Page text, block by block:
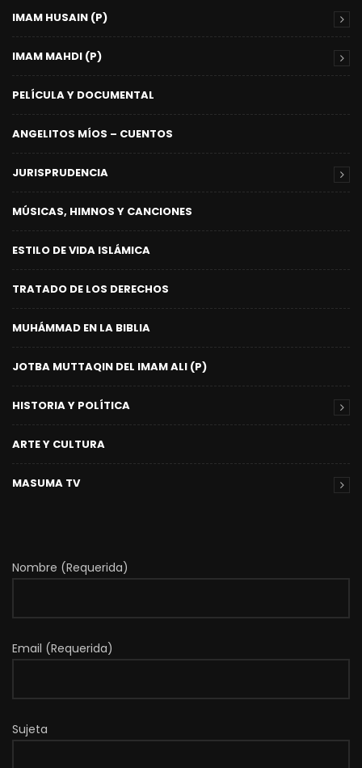
IMAM HUSAIN (P)
IMAM MAHDI (P)
PELÍCULA Y DOCUMENTAL
ANGELITOS MÍOS – CUENTOS
JURISPRUDENCIA
MÚSICAS, HIMNOS Y CANCIONES
ESTILO DE VIDA ISLÁMICA
TRATADO DE LOS DERECHOS
MUHÁMMAD EN LA BIBLIA
JOTBA MUTTAQIN DEL IMAM ALI (P)
HISTORIA Y POLÍTICA
ARTE Y CULTURA
MASUMA TV
Nombre (Requerida)
Email (Requerida)
Sujeta